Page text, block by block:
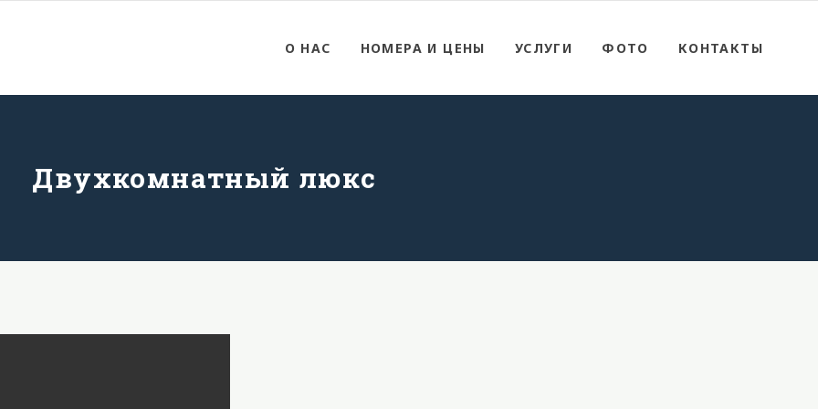
О НАС НОМЕРА И ЦЕНЫ УСЛУГИ ФОТО КОНТАКТЫ
Двухкомнатный люкс